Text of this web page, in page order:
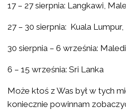
17 – 27 sierpnia: Langkawi,
27 – 30 sierpnia: Kuala
30 sierpnia – 6 września:
6 – 15 września: Sri Lanka
Może ktoś z Was był w tych
koniecznie powinnam